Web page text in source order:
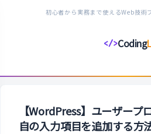
初心者から実務まで使えるWeb技術
</>Coding
コ
デ
ン
グ
【WordPress】ユーザープ
自の入力項目を追加する方